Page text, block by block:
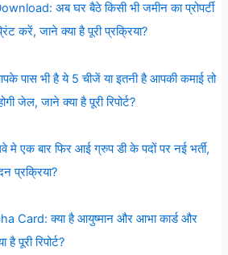
अब घर बैठे किसी भी जमीन का प्रोपर्टी
करें, जाने क्या है पूरी प्रक्रिया?
पास भी है ये 5 चीजें या इतनी है आपकी कमाई तो
जेल, जाने क्या है पूरी रिपोर्ट?
एक बार फिर आई ग्रुप डी के पदों पर नई भर्ती,
प्रक्रिया?
Card: क्या है आयुष्मान और आभा कार्ड और
पूरी रिपोर्ट?